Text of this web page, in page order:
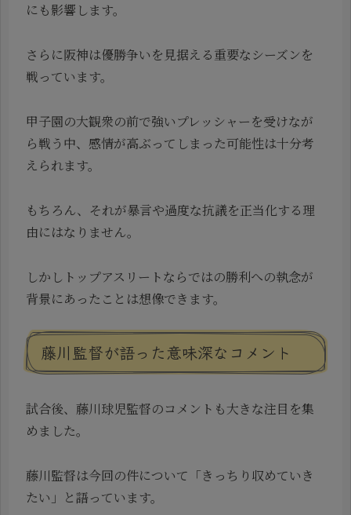
にも影響します。
さらに阪神は優勝争いを見据える重要なシーズンを
戦っています。
甲子園の大観衆の前で強いプレッシャーを受けなが
ら戦う中、感情が高ぶってしまった可能性は十分考
えられます。
もちろん、それが暴言や過度な抗議を正当化する理
由にはなりません。
しかしトップアスリートならではの勝利への執念が
背景にあったことは想像できます。
藤川監督が語った意味深なコメント
試合後、藤川球児監督のコメントも大きな注目を集
めました。
藤川監督は今回の件について「きっちり収めていき
たい」と語っています。